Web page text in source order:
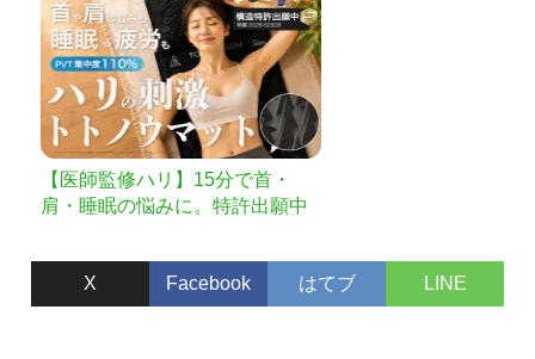
【医師監修ハリ】15分で首・
肩・睡眠の悩みに。特許出願中
X Facebook はてブ LINE